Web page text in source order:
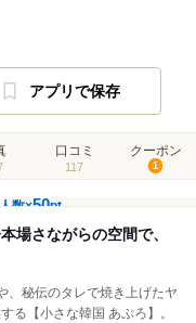
アプリで保存
口コミ
117
クーポン
1
数×50pt
場さながらの空間で、
、秘伝のタレで焼き上げたヤ
る【小さな韓国 あぷろ】。